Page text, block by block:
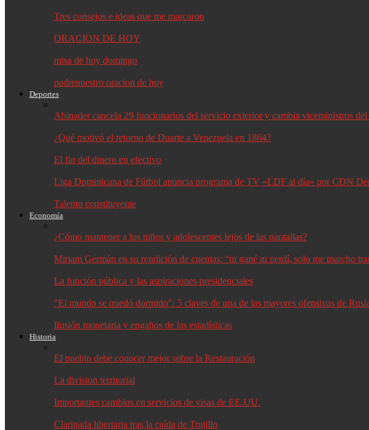
Tres consejos e ideas que me marcaron
ORACION DE HOY
misa de hoy domingo
padrenuestro oracion de hoy
Deportes
Abinader cancela 29 funcionarios del servicio exterior y cambia viceministros
¿Qué motivó el retorno de Duarte a Venezuela en 1864?
El fin del dinero en efectivo
Liga Dominicana de Fútbol anuncia programa de TV «LDF al día» por CDN
Talento constituyente
Economía
¿Cómo mantener a los niños y adolescentes lejos de las pantallas?
Miriam Germán en su rendición de cuentas: “ni gané ni perdí, solo me marcho
La función pública y las aspiraciones presidenciales
"El mundo se quedó dormido": 5 claves de una de las mayores ofensivas de
Ilusión monetaria y engaños de las estadísticas
Historia
El pueblo debe conocer mejor sobre la Restauración
La division territorial
Importantes cambios en servicios de visas de EE.UU.
Clarinada libertaria tras la caída de Trujillo